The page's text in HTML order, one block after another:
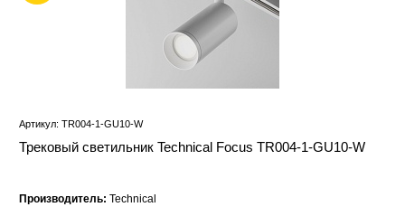
Артикул: TR004-1-GU10-W
Трековый светильник Technical Focus TR004-1-GU10-W
Производитель: Technical